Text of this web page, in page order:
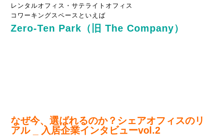
レンタルオフィス・サテライトオフィス
コワーキングスペースといえば
Zero-Ten Park（旧 The Company）
なぜ今、選ばれるのか？シェアオフィスのリ
アル _ 入居企業インタビューvol.2